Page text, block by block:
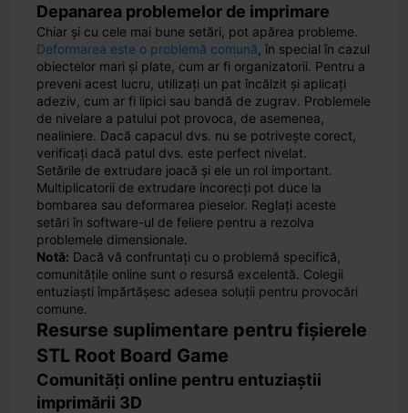
Depanarea problemelor de imprimare
Chiar și cu cele mai bune setări, pot apărea probleme.
Deformarea este o problemă comună , în special în cazul
obiectelor mari și plate, cum ar fi organizatorii. Pentru a
preveni acest lucru, utilizați un pat încălzit și aplicați
adeziv, cum ar fi lipici sau bandă de zugrav. Problemele
de nivelare a patului pot provoca, de asemenea,
nealiniere. Dacă capacul dvs. nu se potrivește corect,
verificați dacă patul dvs. este perfect nivelat.
Setările de extrudare joacă și ele un rol important.
Multiplicatorii de extrudare incorecți pot duce la
bombarea sau deformarea pieselor. Reglați aceste
setări în software-ul de feliere pentru a rezolva
problemele dimensionale.
Notă: Dacă vă confruntați cu o problemă specifică,
comunitățile online sunt o resursă excelentă. Colegii
entuziaști împărtășesc adesea soluții pentru provocări
comune.
Resurse suplimentare pentru fișierele
STL Root Board Game
Comunități online pentru entuziaștii
imprimării 3D